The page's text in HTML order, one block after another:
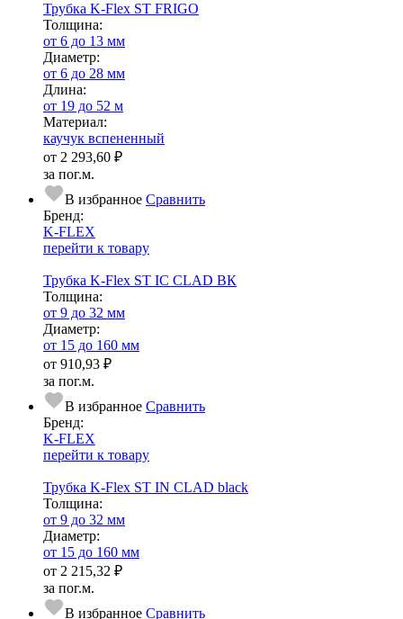
Трубка K-Flex ST FRIGO
Тол­щи­на:
от 6 до 13 мм
Диаметр:
от 6 до 28 мм
Длина:
от 19 до 52 м
Ма­­те­­ри­­ал:
каучук вспененный
от 2 293,60 ₽
за пог.м.
В избранное Сравнить
Бренд:
K-FLEX
перейти к товару
Трубка K-Flex ST IC CLAD ВК
Тол­щи­на:
от 9 до 32 мм
Диаметр:
от 15 до 160 мм
от 910,93 ₽
за пог.м.
В избранное Сравнить
Бренд:
K-FLEX
перейти к товару
Трубка K-Flex ST IN CLAD black
Тол­щи­на:
от 9 до 32 мм
Диаметр:
от 15 до 160 мм
от 2 215,32 ₽
за пог.м.
В избранное Сравнить